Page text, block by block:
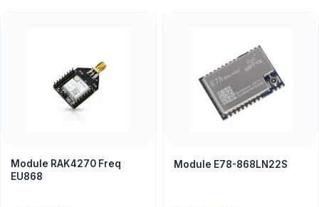
Module RAK4270 Freq
EU868
Module E78-868LN22S